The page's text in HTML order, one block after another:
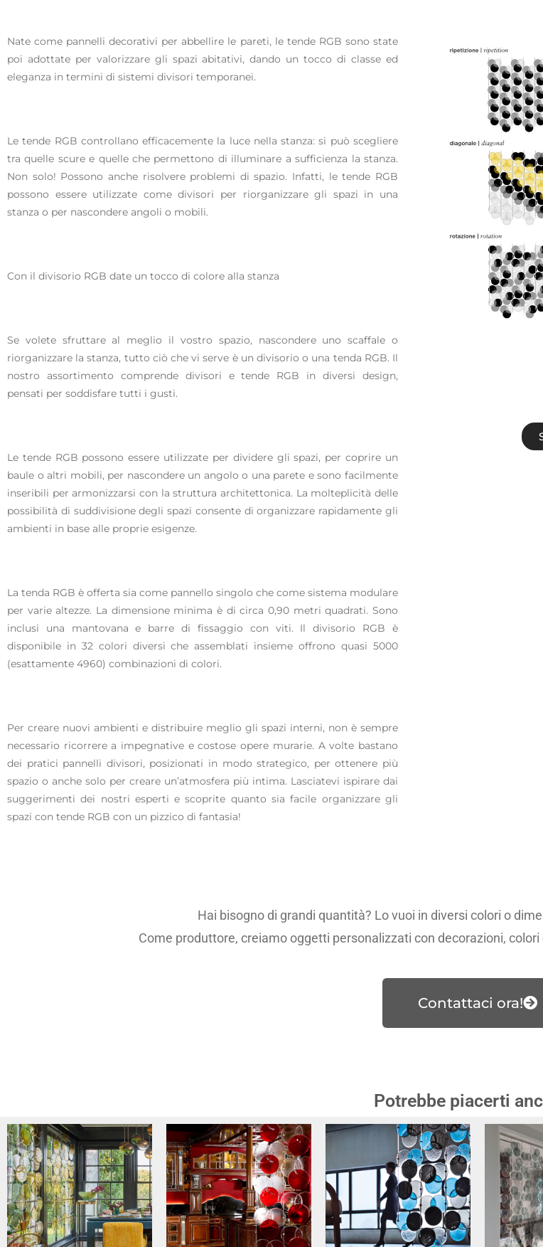
Nate come pannelli decorativi per abbellire le pareti, le tende RGB sono state
poi adottate per valorizzare gli spazi abitativi, dando un tocco di classe ed
eleganza in termini di sistemi divisori temporanei.
Le tende RGB controllano efficacemente la luce nella stanza: si può scegliere
tra quelle scure e quelle che permettono di illuminare a sufficienza la stanza.
Non solo! Possono anche risolvere problemi di spazio. Infatti, le tende RGB
possono essere utilizzate come divisori per riorganizzare gli spazi in una
stanza o per nascondere angoli o mobili.
Con il divisorio RGB date un tocco di colore alla stanza
Se volete sfruttare al meglio il vostro spazio, nascondere uno scaffale o
riorganizzare la stanza, tutto ciò che vi serve è un divisorio o una tenda RGB. Il
nostro assortimento comprende divisori e tende RGB in diversi design,
pensati per soddisfare tutti i gusti.
Le tende RGB possono essere utilizzate per dividere gli spazi, per coprire un
baule o altri mobili, per nascondere un angolo o una parete e sono facilmente
inseribili per armonizzarsi con la struttura architettonica. La molteplicità delle
possibilità di suddivisione degli spazi consente di organizzare rapidamente gli
ambienti in base alle proprie esigenze.
La tenda RGB è offerta sia come pannello singolo che come sistema modulare
per varie altezze. La dimensione minima è di circa 0,90 metri quadrati. Sono
inclusi una mantovana e barre di fissaggio con viti. Il divisorio RGB è
disponibile in 32 colori diversi che assemblati insieme offrono quasi 5000
(esattamente 4960) combinazioni di colori.
Per creare nuovi ambienti e distribuire meglio gli spazi interni, non è sempre
necessario ricorrere a impegnative e costose opere murarie. A volte bastano
dei pratici pannelli divisori, posizionati in modo strategico, per ottenere più
spazio o anche solo per creare un’atmosfera più intima. Lasciatevi ispirare dai
suggerimenti dei nostri esperti e scoprite quanto sia facile organizzare gli
spazi con tende RGB con un pizzico di fantasia!
Hai bisogno di grandi quantità? Lo vuoi in diversi colori o
Come produttore, creiamo oggetti personalizzati con decorazioni,
Contattaci ora!
Potrebbe piacerti